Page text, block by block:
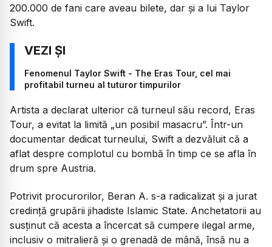
200.000 de fani care aveau bilete, dar și a lui Taylor
Swift.
Fenomenul Taylor Swift - The Eras Tour, cel mai
profitabil turneu al tuturor timpurilor
Artista a declarat ulterior că turneul său record, Eras
Tour, a evitat la limită „un posibil masacru”. Într-un
documentar dedicat turneului, Swift a dezvăluit că a
aflat despre complotul cu bombă în timp ce se afla în
drum spre Austria.
Potrivit procurorilor, Beran A. s-a radicalizat și a jurat
credință grupării jihadiste Islamic State. Anchetatorii au
susținut că acesta a încercat să cumpere ilegal arme,
inclusiv o mitralieră și o grenadă de mână, însă nu a